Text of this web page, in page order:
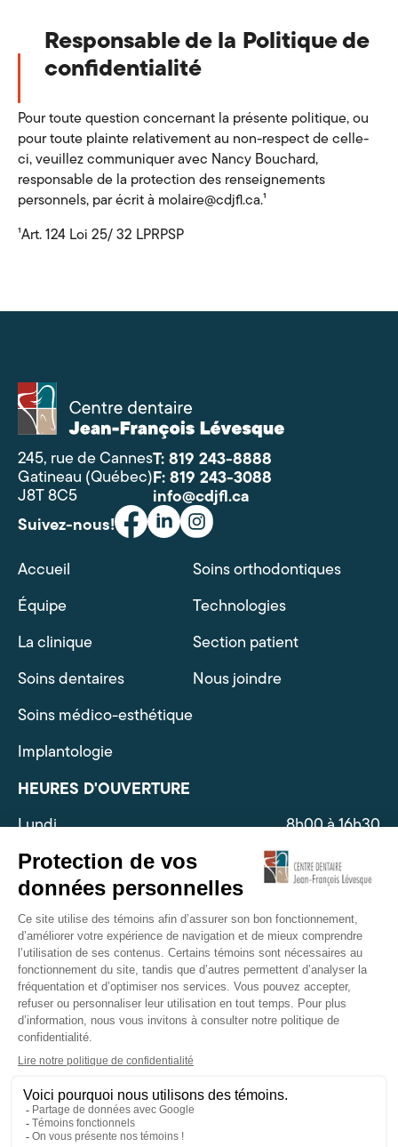
Responsable de la Politique de
confidentialité
Pour toute question concernant la présente politique, ou
pour toute plainte relativement au non-respect de celle-
ci, veuillez communiquer avec Nancy Bouchard,
responsable de la protection des renseignements
personnels, par écrit à molaire@cdjfl.ca.¹
¹Art. 124 Loi 25/ 32 LPRPSP
Jean-
245, rue de Cannes
Gatineau (Québec)
J8T 8C5
T: 819 243-8888
F: 819 243-3088
info@cdjfl.ca
Suivez-nous!
Accueil
Équipe
La clinique
Soins dentaires
Soins médico-esthétique
Implantologie
Soins orthodontiques
Technologies
Section patient
Nous joindre
HEURES D'OUVERTURE
Lundi
8h00 à 16h30
Mardi
8h00 à 16h30
Mercredi
8h00 à 16h30
Vendredi*
8h00 à 16h00
Samedi
Fermé
Dimanche
Fermé
*sujet à changement
Centre dentaire Jean-François Lévesque -
Tous droits réservés.